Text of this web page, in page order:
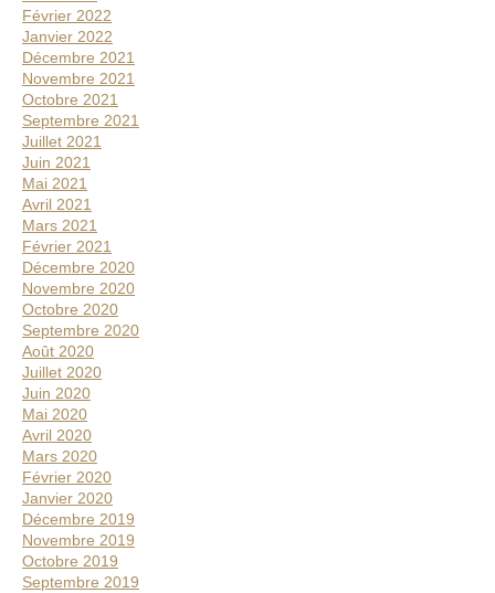
Février 2022
Janvier 2022
Décembre 2021
Novembre 2021
Octobre 2021
Septembre 2021
Juillet 2021
Juin 2021
Mai 2021
Avril 2021
Mars 2021
Février 2021
Décembre 2020
Novembre 2020
Octobre 2020
Septembre 2020
Août 2020
Juillet 2020
Juin 2020
Mai 2020
Avril 2020
Mars 2020
Février 2020
Janvier 2020
Décembre 2019
Novembre 2019
Octobre 2019
Septembre 2019